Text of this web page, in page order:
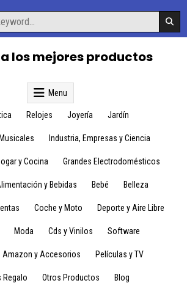
los mejores productos
Menu
Relojes Joyería Jardín
Industria, Empresas y Ciencia
y Cocina Grandes Electrodomésticos
y Bebidas Bebé Belleza
Coche y Moto Deporte y Aire Libre
Moda Cds y Vinilos Software
Amazon y Accesorios Películas y TV
Regalo Otros Productos Blog